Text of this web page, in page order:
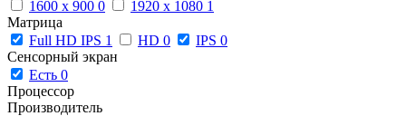
1600 x 900 0 1920 x 1080 1
Матрица
Full HD IPS 1 HD 0 IPS 0
Сенсорный экран
Есть 0
Процессор
Производитель